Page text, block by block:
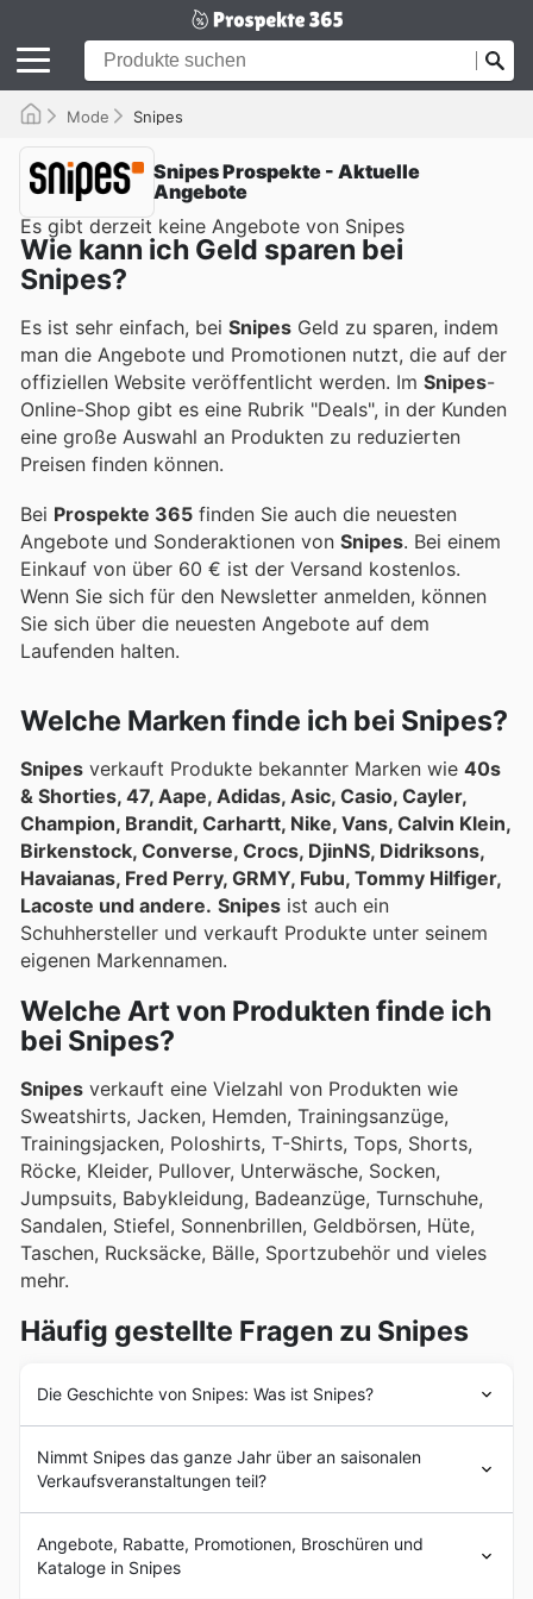
Mode Snipes
Snipes Prospekte - Aktuelle
Angebote
Es gibt derzeit keine Angebote von Snipes
Wie kann ich Geld sparen bei
Snipes?
Es ist sehr einfach, bei Snipes Geld zu sparen, indem
man die Angebote und Promotionen nutzt, die auf der
offiziellen Website veröffentlicht werden. Im Snipes-
Online-Shop gibt es eine Rubrik "Deals", in der Kunden
eine große Auswahl an Produkten zu reduzierten
Preisen finden können.
Bei Prospekte 365 finden Sie auch die neuesten
Angebote und Sonderaktionen von Snipes. Bei einem
Einkauf von über 60 € ist der Versand kostenlos.
Wenn Sie sich für den Newsletter anmelden, können
Sie sich über die neuesten Angebote auf dem
Laufenden halten.
Welche Marken finde ich bei Snipes?
Snipes verkauft Produkte bekannter Marken wie 40s
& Shorties, 47, Aape, Adidas, Asic, Casio, Cayler,
Champion, Brandit, Carhartt, Nike, Vans, Calvin Klein,
Birkenstock, Converse, Crocs, DjinNS, Didriksons,
Havaianas, Fred Perry, GRMY, Fubu, Tommy Hilfiger,
Lacoste und andere. Snipes ist auch ein
Schuhhersteller und verkauft Produkte unter seinem
eigenen Markennamen.
Welche Art von Produkten finde ich
bei Snipes?
Snipes verkauft eine Vielzahl von Produkten wie
Sweatshirts, Jacken, Hemden, Trainingsanzüge,
Trainingsjacken, Poloshirts, T-Shirts, Tops, Shorts,
Röcke, Kleider, Pullover, Unterwäsche, Socken,
Jumpsuits, Babykleidung, Badeanzüge, Turnschuhe,
Sandalen, Stiefel, Sonnenbrillen, Geldbörsen, Hüte,
Taschen, Rucksäcke, Bälle, Sportzubehör und vieles
mehr.
Häufig gestellte Fragen zu Snipes
Die Geschichte von Snipes: Was ist Snipes?
ersten Hip-Hop-Mode-Laden an der Limbecker Straße
in Essen, Deutschland, eröffnete. Anfangs war
unter dem Namen Spike's bekannt, musste aber später
aufgrund eines Rechtsstreits den Namen ändern. In den
folgenden Jahren expandierte das Unternehmen stark
und eröffnete eine Vielzahl von Geschäften in
Nimmt Snipes das ganze Jahr über an saisonalen
Verkaufsveranstaltungen teil?
Verkaufsveranstaltungen teil, und auf unserer Plattform
finden Sie alle aktuellen
Angebote, Rabatte, Promotionen, Broschüren und
Kataloge in Snipes